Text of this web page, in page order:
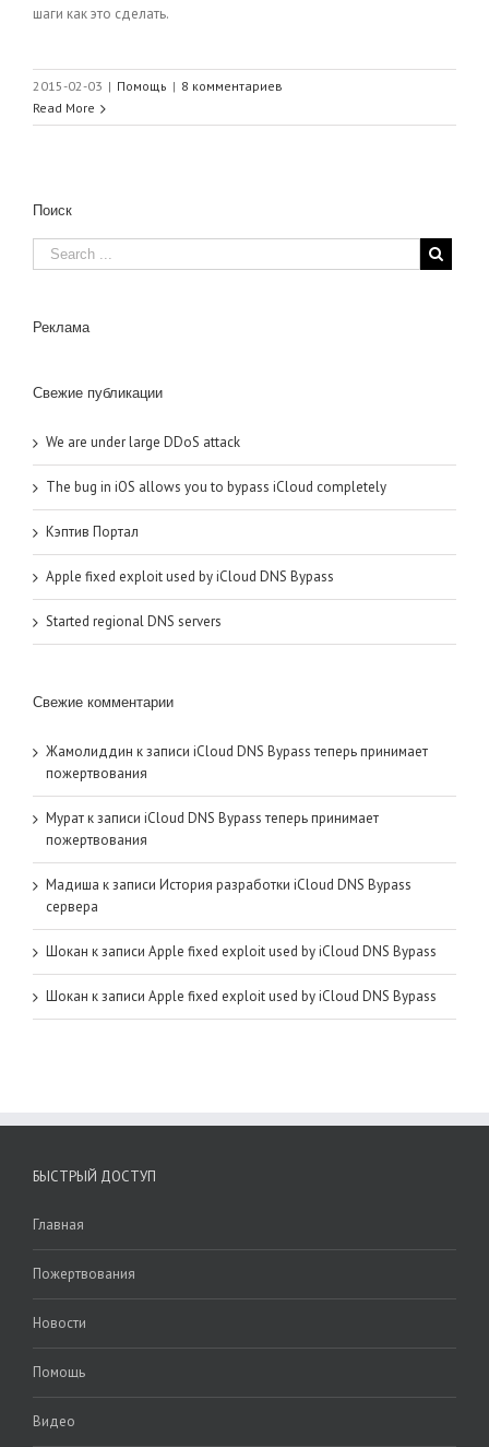
шаги как это сделать.
2015-02-03 | Помощь | 8 комментариев
Read More
Поиск
Реклама
Свежие публикации
We are under large DDoS attack
The bug in iOS allows you to bypass iCloud completely
Кэптив Портал
Apple fixed exploit used by iCloud DNS Bypass
Started regional DNS servers
Свежие комментарии
Жамолиддин к записи iCloud DNS Bypass теперь принимает
пожертвования
Муратк записи iCloud DNS Bypass теперь принимает
пожертвования
Мадиша к записи История разработки iCloud DNS Bypass
сервера
Шокан к записи Apple fixed exploit used by iCloud DNS Bypass
Шокан к записи Apple fixed exploit used by iCloud DNS Bypass
БЫСТРЫЙ ДОСТУП
Главная
Пожертвования
Новости
Помощь
Видео